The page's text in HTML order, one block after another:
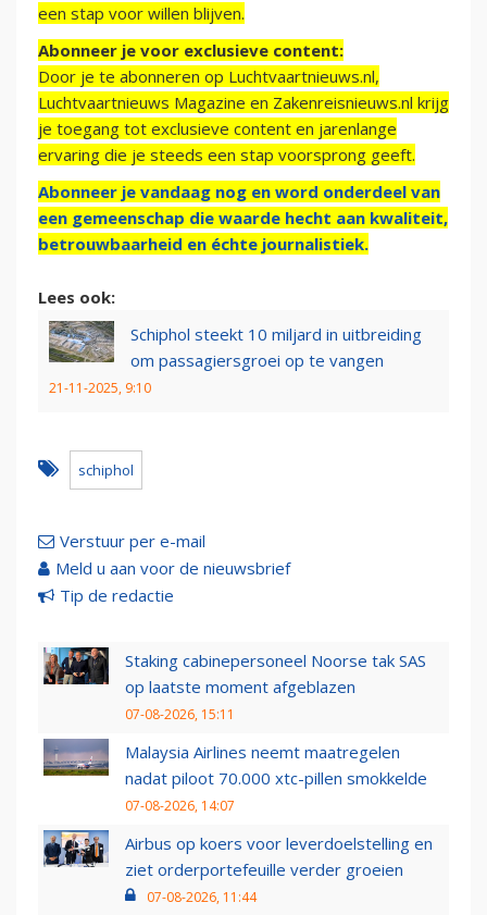
een stap voor willen blijven.
Abonneer je voor exclusieve content:
Door je te abonneren op Luchtvaartnieuws.nl,
Luchtvaartnieuws Magazine en Zakenreisnieuws.nl krijg
je toegang tot exclusieve content en jarenlange
ervaring die je steeds een stap voorsprong geeft.
Abonneer je vandaag nog en word onderdeel van
een gemeenschap die waarde hecht aan kwaliteit,
betrouwbaarheid en échte journalistiek.
Lees ook:
Schiphol steekt 10 miljard in uitbreiding
om passagiersgroei op te vangen
21-11-2025, 9:10
schiphol
Verstuur per e-mail
Meld u aan voor de nieuwsbrief
Tip de redactie
Staking cabinepersoneel Noorse tak SAS
op laatste moment afgeblazen
07-08-2026, 15:11
Malaysia Airlines neemt maatregelen
nadat piloot 70.000 xtc-pillen smokkelde
07-08-2026, 14:07
Airbus op koers voor leverdoelstelling en
ziet orderportefeuille verder groeien
07-08-2026, 11:44